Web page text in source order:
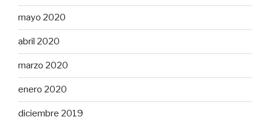
mayo 2020
abril 2020
marzo 2020
enero 2020
diciembre 2019